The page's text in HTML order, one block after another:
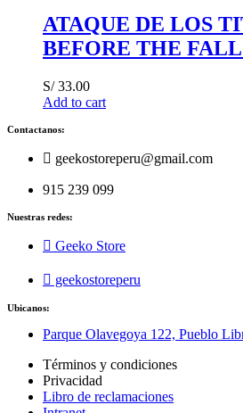
ATAQUE DE LOS
BEFORE THE FALL
S/33.00
Add to cart
Contactanos:
geekostoreperu@gmail.com
915 239 099
Nuestras redes:
Geeko Store
geekostoreperu
Ubicanos:
Parque Olavegoya 122, Pueblo
Términos y condiciones
Privacidad
Libro de reclamaciones